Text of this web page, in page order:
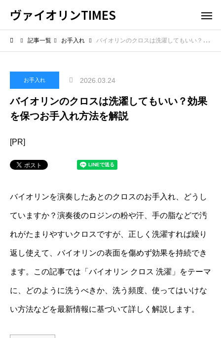
ヴァイオリンTIMES
記事一覧 お手入れ バイオリンのクロスは洗濯してもいい？効果を保つお手入れ方法を解説
お手入れ 2026.03.24
バイオリンのクロスは洗濯してもいい？効果
を保つお手入れ方法を解説
[PR]
バイオリンを演奏したあとのクロスのお手入れ、どうし
ていますか？演奏後のロジンの粉や汗、手の脂などで汚
れがたまりやすいクロスですが、正しく洗濯すれば繰り
返し使えて、バイオリンの表面を傷めず効果を持続でき
ます。この記事では「バイオリン クロス 洗濯」をテーマ
に、どのように洗うべきか、洗う頻度、使ってはいけな
い方法などを最新情報に基づいて詳しく解説します。